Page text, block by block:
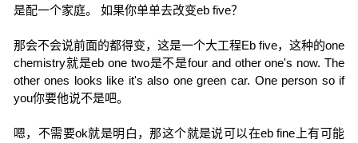
是配一个家庭。 如果你单单去改变eb five？
那会不会说前面的都得变，这是一个大工程Eb five，这种的one
chemistry就是eb one two是不是four and other one's now. The
other ones looks like it's also one green car. One person so if
you你要他说不是吧。
嗯，不需要ok就是明白，那这个就是说可以在eb fine上有可能